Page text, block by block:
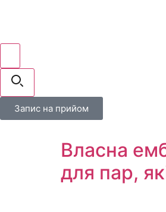
Запис на прийом
Власна
для пар,